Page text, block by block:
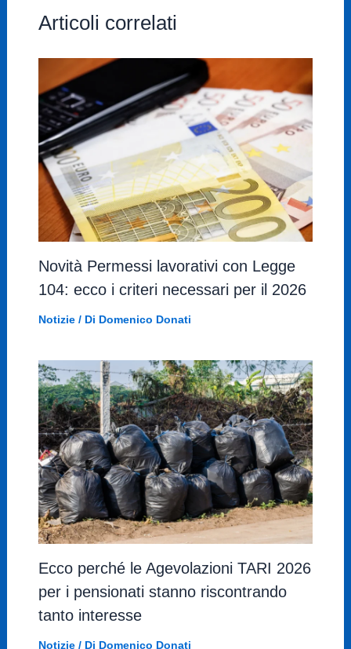
Articoli correlati
Novità Permessi lavorativi con Legge
104: ecco i criteri necessari per il 2026
Notizie/ Di Domenico Donati
Ecco perché le Agevolazioni TARI 2026
per i pensionati stanno riscontrando
tanto interesse
Notizie/ Di Domenico Donati